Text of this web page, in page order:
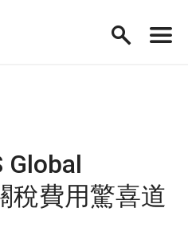
Global
稅費用驚喜道